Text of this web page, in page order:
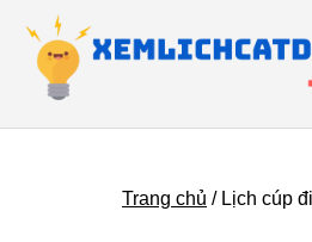
Trang chủ / Lịch cúp